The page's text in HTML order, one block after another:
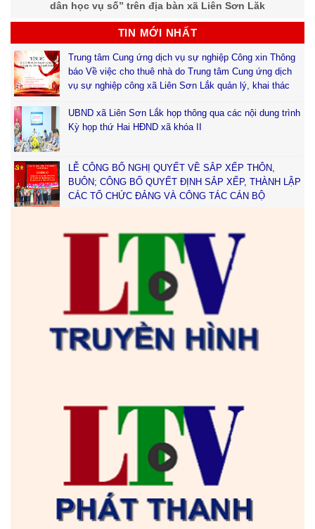
dân học vụ số” trên địa bàn xã Liên Sơn Lăk
TIN MỚI NHẤT
Trung tâm Cung ứng dịch vụ sự nghiệp Công xin Thông
báo Về việc cho thuê nhà do Trung tâm Cung ứng dịch
vụ sự nghiệp công xã Liên Sơn Lắk quản lý, khai thác
UBND xã Liên Sơn Lắk họp thông qua các nội dung trình
Kỳ họp thứ Hai HĐND xã khóa II
LỄ CÔNG BỐ NGHỊ QUYẾT VỀ SẮP XẾP THÔN,
BUÔN; CÔNG BỐ QUYẾT ĐỊNH SẮP XẾP, THÀNH LẬP
CÁC TỔ CHỨC ĐẢNG VÀ CÔNG TÁC CÁN BỘ